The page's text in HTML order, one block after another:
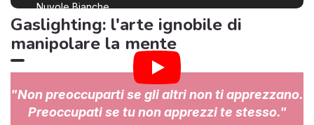
Nuvole Bianche
Ludovico Einaudi
5 Una Mattina
6
Ludovico Einaudi
6:50
Gaslighting: l'arte ignobile di
manipolare la mente
"Non preoccuparti se gli altri non ti apprezzano.
Preoccupati se tu non apprezzi te stesso."